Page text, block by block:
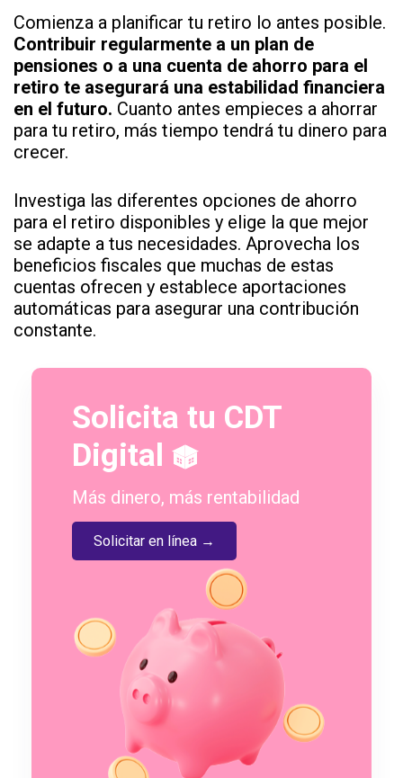
Comienza a planificar tu retiro lo antes posible.
Contribuir regularmente a un plan de
pensiones o a una cuenta de ahorro para el
retiro te asegurará una estabilidad financiera
en el futuro. Cuanto antes empieces a ahorrar
para tu retiro, más tiempo tendrá tu dinero para
crecer.
Investiga las diferentes opciones de ahorro
para el retiro disponibles y elige la que mejor
se adapte a tus necesidades. Aprovecha los
beneficios fiscales que muchas de estas
cuentas ofrecen y establece aportaciones
automáticas para asegurar una contribución
constante.
Solicita tu CDT
Digital
Más dinero, más rentabilidad
Solicitar en línea →